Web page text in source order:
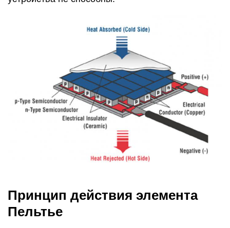
Принцип действия элемента
Пельтье